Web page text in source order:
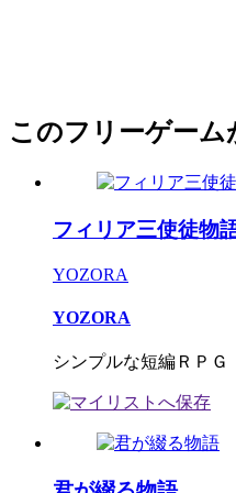
このフリーゲー
フィリア三使徒物
YOZORA
YOZORA
シンプルな短編ＲＰＧ